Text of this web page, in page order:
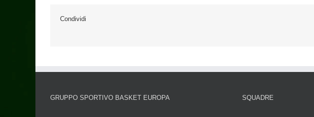
Condividi
GRUPPO SPORTIVO BASKET EUROPA SQUADRE